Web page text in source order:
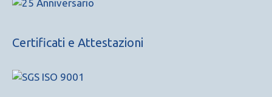
Certificati e Attestazioni